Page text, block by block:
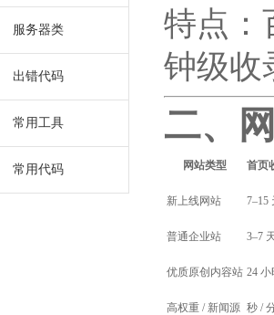
服务器类
出错代码
常用工具
常用代码
特点：
钟级收
二、
网站类型 首页
新上线网站 7–15
普通企业站 3–7
优质原创内容站 24
高权重 / 新闻源 秒 /